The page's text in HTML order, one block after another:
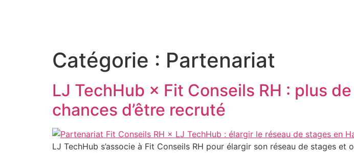
Catégorie : Partenariat
LJ TechHub × Fit Conseils RH : plus
chances d’être recruté
LJ TechHub s’associe à Fit Conseils RH pour élargir son réseau de stages